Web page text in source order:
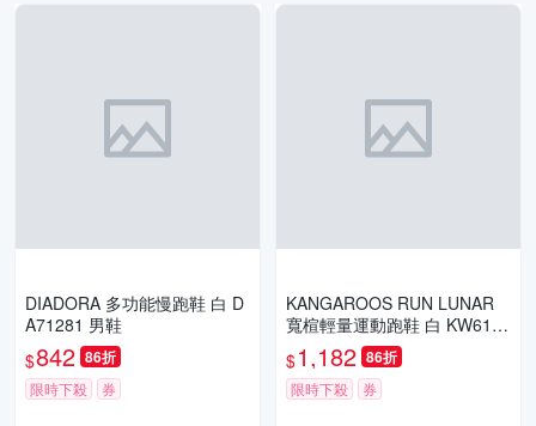
DIADORA 多功能慢跑鞋 白 D
A71281 男鞋
$842 86折
限時下殺 券
KANGAROOS RUN LUNAR
寬楦輕量運動跑鞋 白 KW6161
9 女鞋
$1,182 86折
限時下殺 券